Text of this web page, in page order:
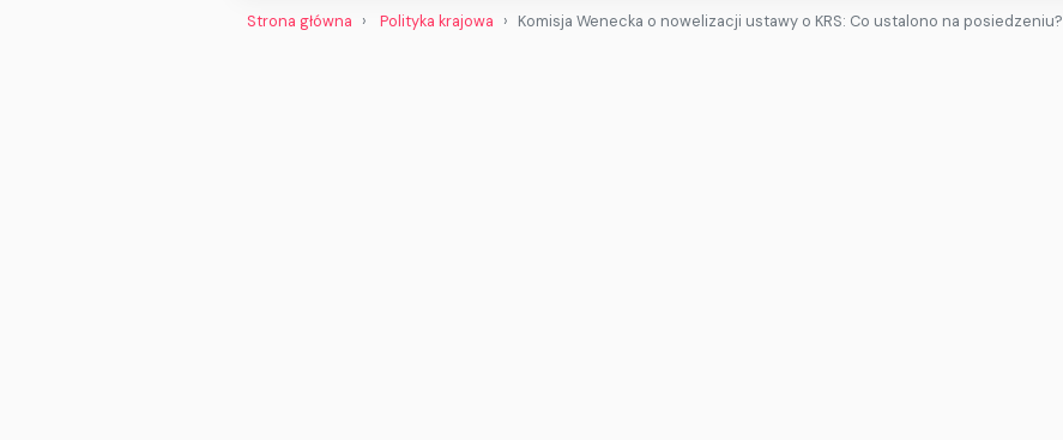
Strona główna Polityka krajowa Komisja Wenecka o nowelizacji ustawy o KRS: Co ustalono na posiedzeniu?